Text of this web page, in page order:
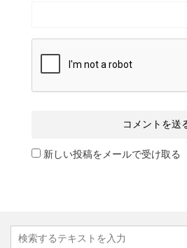
新しい投稿をメールで受け取る